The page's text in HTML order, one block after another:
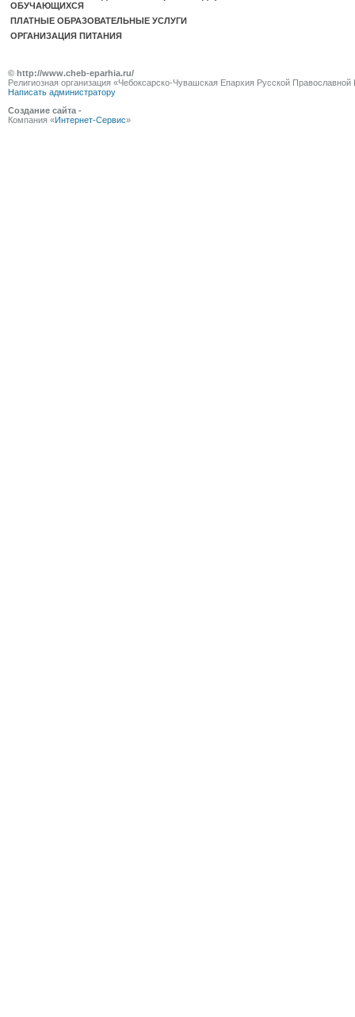
ОБУЧАЮЩИХСЯ
ПЛАТНЫЕ ОБРАЗОВАТЕЛЬНЫЕ УСЛУГИ
ОРГАНИЗАЦИЯ ПИТАНИЯ
© http://www.cheb-eparhia.ru/
Религиозная организация «Чебоксарско-Чувашская Епархия Русской
Написать администратору
Создание сайта -
Компания «Интернет-Сервис»